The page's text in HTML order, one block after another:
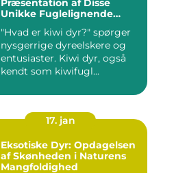
Præsentation af Disse
Unikke Fuglelignende
"Hvad er kiwi dyr?" spørger
nysgerrige dyreelskere og
entusiaster. Kiwi dyr, også
kendt som kiwifugl...
17. jan
Eksotiske Dyr: Opdagelsen
af Skønheden i Naturens
Mangfoldighed